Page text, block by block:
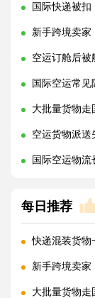
国际快递被扣，
新手跨境卖家，
空运订舱后被航
国际空运常见隐
大批量货物走国
空运货物派送失
国际空运物流长
每日推荐
快递混装货物一件
新手跨境卖家，
大批量货物走国